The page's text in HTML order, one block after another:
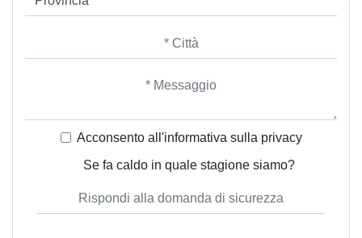
Acconsento all'informativa sulla privacy
Se fa caldo in quale stagione siamo?